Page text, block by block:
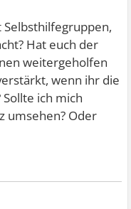
Hat euch der
weitergeholfen
wenn ihr die
ich mich
umsehen? Oder